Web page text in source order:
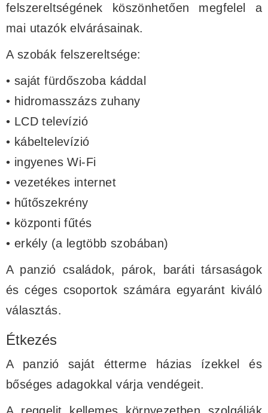
felszereltségének köszönhetően megfelel a
mai utazók elvárásainak.
A szobák felszereltsége:
• saját fürdőszoba káddal
• hidromasszázs zuhany
• LCD televízió
• kábeltelevízió
• ingyenes Wi-Fi
• vezetékes internet
• hűtőszekrény
• központi fűtés
• erkély (a legtöbb szobában)
A panzió családok, párok, baráti társaságok
és céges csoportok számára egyaránt kiváló
választás.
Étkezés
A panzió saját étterme házias ízekkel és
bőséges adagokkal várja vendégeit.